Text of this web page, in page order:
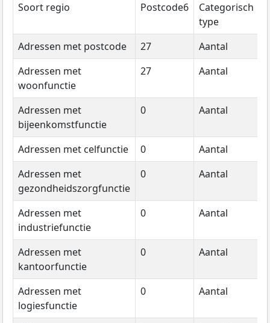
Soort regio
Postcode6
Categorisch
type
Adressen met postcode 27 Aantal
Adressen met
woonfunctie
27 Aantal
Adressen met
bijeenkomstfunctie
0 Aantal
Adressen met celfunctie 0 Aantal
Adressen met
gezondheidszorgfunctie
0 Aantal
Adressen met
industriefunctie
0 Aantal
Adressen met
kantoorfunctie
0 Aantal
Adressen met
logiesfunctie
0 Aantal